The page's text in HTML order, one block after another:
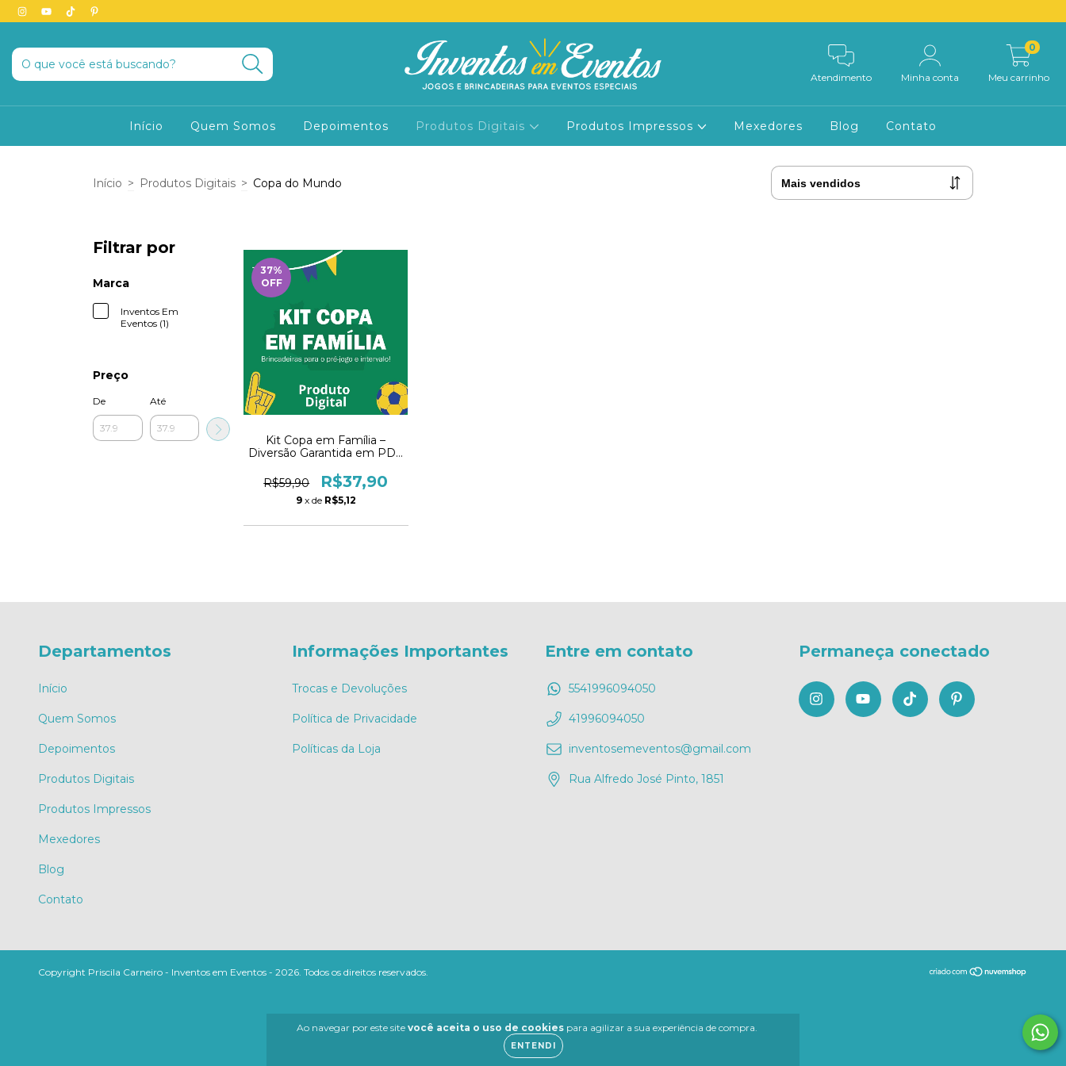
Atendimento Minha conta Meu carrinho
0
Início Quem Somos Depoimentos Produtos Digitais Produtos Impressos Mexedores Blog Contato
Ao navegar por este site você aceita o uso de cookiespara agilizar a sua experiência de compra.
ENTENDI
Início > Produtos Digitais > Copa do Mundo
Filtrar por
Marca
Inventos Em
Eventos (1)
Preço
De Até
37%
OFF
Kit Copa em Família –
Diversão Garantida em PDF
R$59,90
R$37,90
9 x de R$5,12
Departamentos
Início
Quem Somos
Depoimentos
Produtos Digitais
Produtos Impressos
Mexedores
Blog
Contato
Informações Importantes
Trocas e Devoluções
Política de Privacidade
Políticas da Loja
Entre em contato
5541996094050
41996094050
inventosemeventos@gmail.com
Rua Alfredo José Pinto, 1851
Permaneça conectado
Copyright Priscila Carneiro - Inventos em Eventos - 2026. Todos os direitos reservados.